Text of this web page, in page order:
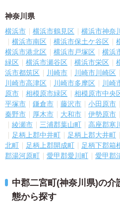
神奈川県
横浜市 横浜市鶴見区 横浜市神奈
横浜市南区
横浜市保土ケ谷区
横浜市港北区
横浜市戸塚区 横浜
緑区
横浜市瀬谷区 横浜市栄区
浜市都筑区
川崎市 川崎市川崎区
川崎市高津区
川崎市多摩区 川崎
原市
相模原市緑区 相模原市中央
平塚市
鎌倉市 藤沢市 小田原市
秦野市
厚木市 大和市 伊勢原市
綾瀬市
三浦郡葉山町 高座郡寒
足柄上郡中井町
足柄上郡大井町
北町
足柄上郡開成町 足柄下郡箱
郡湯河原町
愛甲郡愛川町 愛甲郡
中郡二宮町(神奈川県)の
態から探す